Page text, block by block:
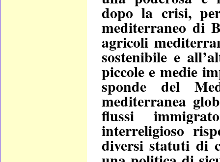
dopo la crisi,
mediterraneo di
agricoli
sostenibile e
piccole e medie
sponde del
mediterranea
flussi
interreligioso
diversi statuti di